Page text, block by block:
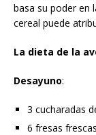
basa su poder en
cereal puede
La dieta de la
Desayuno:
3 cucharadas
6 fresas frescas